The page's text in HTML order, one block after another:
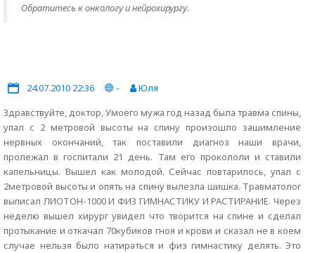
Обратитесь к онкологу и нейрохирургу.
24.07.2010 22:36 -
Юля
Здравствуйте, доктор, Умоего мужа год назад была травма спины,
упал с 2 метровой высоты на спину произошло зашимление
нервных окончаний, так поставили диагноз наши врачи,
пролежал в госпитали 21 день. Там его прокололи и ставили
капельницы. Вышел как молодой. Сейчас повтарилось, упал с
2метровой высоты и опять на спину вылезла шишка. Травматолог
выписал ЛИОТОН-1000 И ФИЗ ГИМНАСТИКУ И РАСТИРАНИЕ. Через
неделю вышел хирург увидел что творится на спине и сделал
протыкание и откачал 70кубиков гноя и крови и сказал не в коем
случае нельзя было натираться и физ гимнастику делять. Это